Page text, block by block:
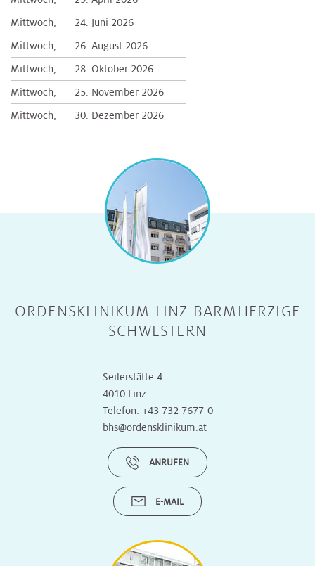
Mittwoch,
24. Juni 2026
Mittwoch,
26. August 2026
Mittwoch,
28. Oktober 2026
Mittwoch,
25. November 2026
Mittwoch,
30. Dezember 2026
ORDENSKLINIKUM LINZ BARMHERZIGE
SCHWESTERN
Seilerstätte 4
4010 Linz
Telefon: +43 732 7677-0
bhs@ordensklinikum.at
ANRUFEN
E-MAIL